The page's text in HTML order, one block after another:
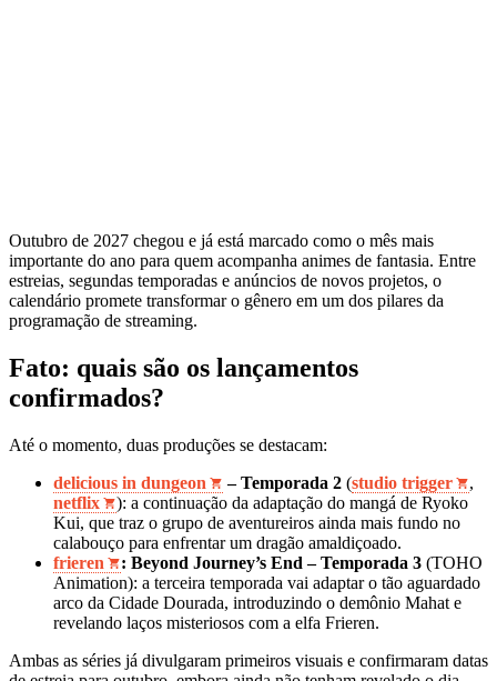
Outubro de 2027 chegou e já está marcado como o mês mais
importante do ano para quem acompanha animes de fantasia. Entre
estreias, segundas temporadas e anúncios de novos projetos, o
calendário promete transformar o gênero em um dos pilares da
programação de streaming.
Fato: quais são os lançamentos
confirmados?
Até o momento, duas produções se destacam:
delicious in dungeon
– Temporada 2 (studio trigger
,
netflix
): a continuação da adaptação do mangá de Ryoko
Kui, que traz o grupo de aventureiros ainda mais fundo no
calabouço para enfrentar um dragão amaldiçoado.
frieren
: Beyond Journey’s End – Temporada 3 (TOHO
Animation): a terceira temporada vai adaptar o tão aguardado
arco da Cidade Dourada, introduzindo o demônio Mahat e
revelando laços misteriosos com a elfa Frieren.
Ambas as séries já divulgaram primeiros visuais e confirmaram datas